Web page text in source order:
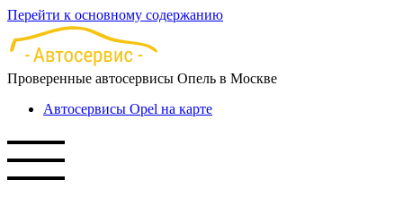
Перейти к основному содержанию
Проверенные автосервисы Опель в Москве
Автосервисы Opel на карте